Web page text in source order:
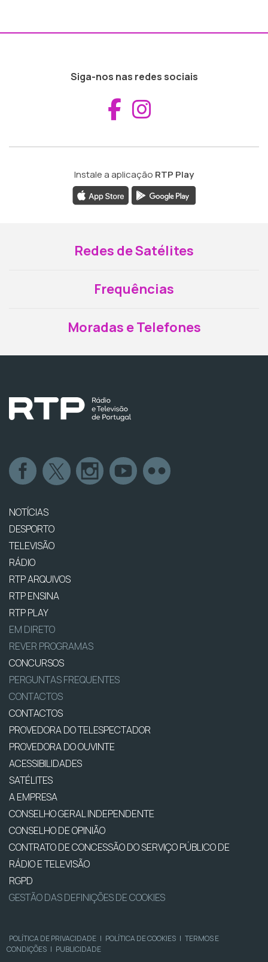
Siga-nos nas redes sociais
Aceder ao
Instale a aplicação RTP Play
Redes de Satélites
Frequências
Moradas e Telefones
NOTÍCIAS
DESPORTO
TELEVISÃO
RÁDIO
RTP ARQUIVOS
RTP ENSINA
RTP PLAY
EM DIRETO
REVER PROGRAMAS
CONCURSOS
PERGUNTAS FREQUENTES
CONTACTOS
CONTACTOS
PROVEDORA DO TELESPECTADOR
PROVEDORA DO OUVINTE
ACESSIBILIDADES
SATÉLITES
A EMPRESA
CONSELHO GERAL INDEPENDENTE
CONSELHO DE OPINIÃO
CONTRATO DE CONCESSÃO DO SERVIÇO PÚBLICO DE
RÁDIO E TELEVISÃO
RGPD
GESTÃO DAS DEFINIÇÕES DE COOKIES
POLÍTICA DE PRIVACIDADE | POLÍTICA DE COOKIES | TERMOS E
CONDIÇÕES | PUBLICIDADE